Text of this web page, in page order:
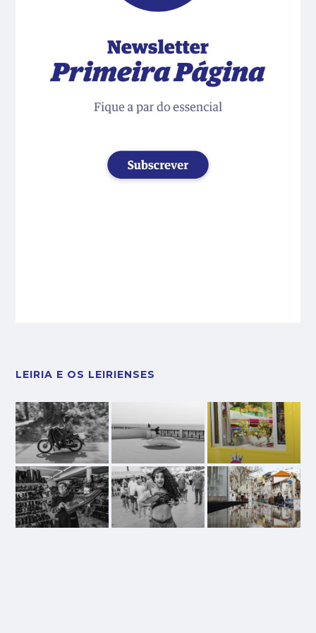
LEIRIA E OS LEIRIENSES